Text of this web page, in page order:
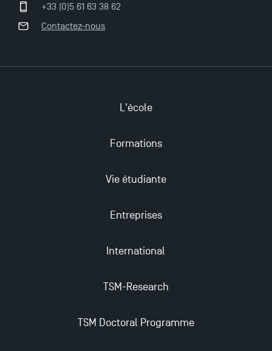
+33 (0)5 61 63 38 62
Contactez-nous
L'école
Formations
Vie étudiante
Entreprises
International
TSM-Research
TSM Doctoral Programme